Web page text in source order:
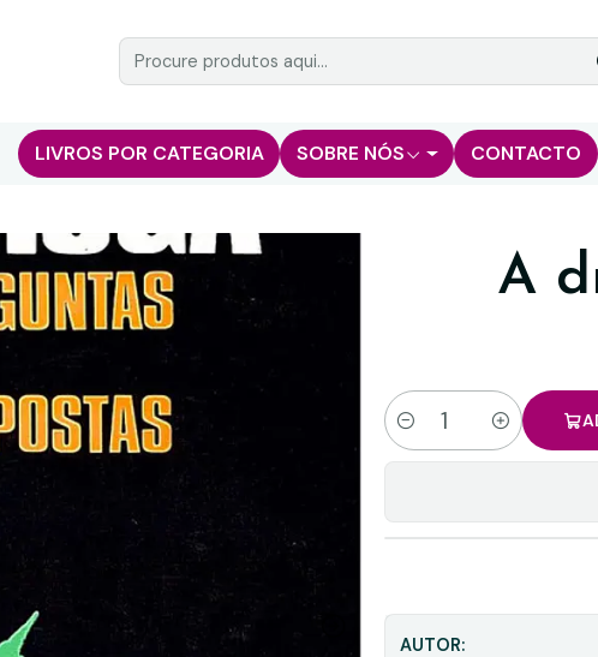
LIVROS POR CATEGORIA SOBRE NÓS CONTACTO
A
Quantidade
AUTOR: